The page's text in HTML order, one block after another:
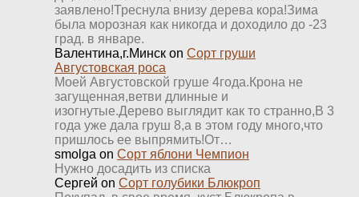
заявлено!Треснула внизу дерева кора!Зима
была морозная как никогда и доходило до -23
град. в январе.
Валентина,г.Минск on Сорт груши
Августовская роса
Моей Августовской груше 4года.Крона не
загущенная,ветви длинные и
изогнутые.Дерево выглядит как то странно,В 3
года уже дала груш 8,а в этом году много,что
пришлось ее выпрямить!От…
smolga on Сорт яблони Чемпион
Нужно досадить из списка
Сергей on Сорт голубики Блюкроп